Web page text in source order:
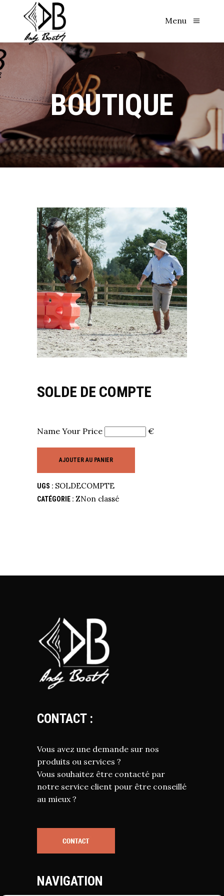
Menu
BOUTIQUE
SOLDE DE COMPTE
Name Your Price €
AJOUTER AU PANIER
UGS : SOLDECOMPTE
CATÉGORIE : ZNon classé
CONTACT :
Vous avez une demande sur nos
produits ou services ?
Vous souhaitez être contacté par
notre service client pour être conseillé
au mieux ?
NAVIGATION